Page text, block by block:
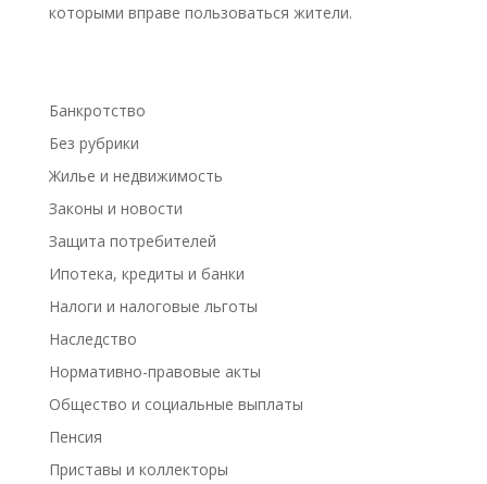
которыми вправе пользоваться жители.
Банкротство
Без рубрики
Жилье и недвижимость
Законы и новости
Защита потребителей
Ипотека, кредиты и банки
Налоги и налоговые льготы
Наследство
Нормативно-правовые акты
Общество и социальные выплаты
Пенсия
Приставы и коллекторы